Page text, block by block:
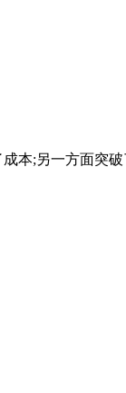
本;另一方面突